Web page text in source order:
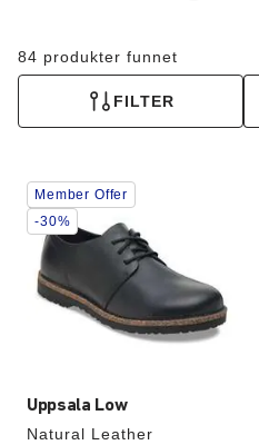
84 produkter funnet
FILTER
Uppsala Low
Natural Leather
Samhandling
med
swatch-
farger
oppdatere
produktbildet
Member Offer
-30%